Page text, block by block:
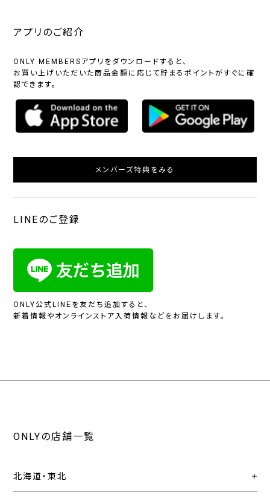
アプリのご紹介
ONLY MEMBERSアプリをダウンロードすると、
お買い上げいただいた商品金額に応じて貯まるポイントがすぐに確
認できます。
メンバーズ特典をみる
LINEのご登録
ONLY公式LINEを友だち追加すると、
新着情報やオンラインストア入荷情報などをお届けします。
ONLYの店舗一覧
北海道・東北